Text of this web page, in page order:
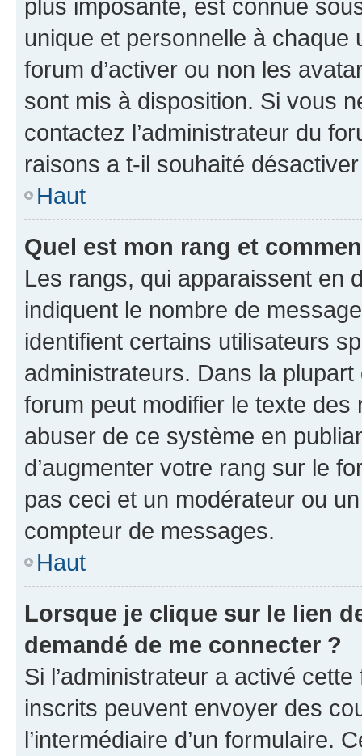
plus imposante, est connue
unique et personnelle à chaque
forum d’activer ou non les
sont mis à disposition. Si vous
contactez l’administrateur du
raisons a t-il souhaité
Haut
Quel est mon rang et
Les rangs, qui apparaissent en
indiquent le nombre de
identifient certains utilisateurs
administrateurs. Dans la
forum peut modifier le texte
abuser de ce système en
d’augmenter votre rang sur le
pas ceci et un modérateur ou
compteur de messages.
Haut
Lorsque je clique sur le lien
demandé de me connecter ?
Si l’administrateur a activé
inscrits peuvent envoyer des
l’intermédiaire d’un formulaire.